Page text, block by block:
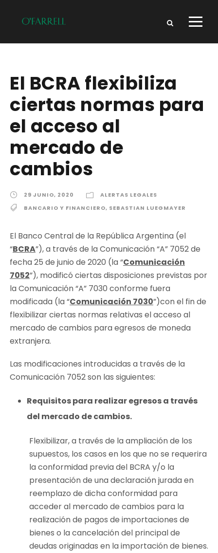
El BCRA flexibiliza
ciertas normas para
el acceso al
mercado de
cambios
29 JUNIO, 2020
ALERTAS LEGALES
BANCARIO Y FINANCIERO, SEBASTIAN LUEGMAYER
El Banco Central de la República Argentina (el
“BCRA”), a través de la Comunicación “A” 7052 de
fecha 25 de junio de 2020 (la “Comunicación
7052”), modificó ciertas disposiciones previstas por
la Comunicación “A” 7030 conforme fuera
modificada (la “Comunicación 7030”)con el fin de
flexibilizar ciertas normas relativas el acceso al
mercado de cambios para egresos de moneda
extranjera.
Las modificaciones introducidas a través de la
Comunicación 7052 son las siguientes:
Requisitos para realizar egresos a través
del mercado de cambios.
Flexibilizar, a través de la ampliación de los
supuestos, los casos en los que no se requerira
la conformidad previa del BCRA y/o la
presentación de una declaración jurada en
reemplazo de dicha conformidad para
acceder al mercado de cambios para la
realización de pagos de importaciones de
bienes o la cancelación del principal de
deudas originadas en la importación de bienes.